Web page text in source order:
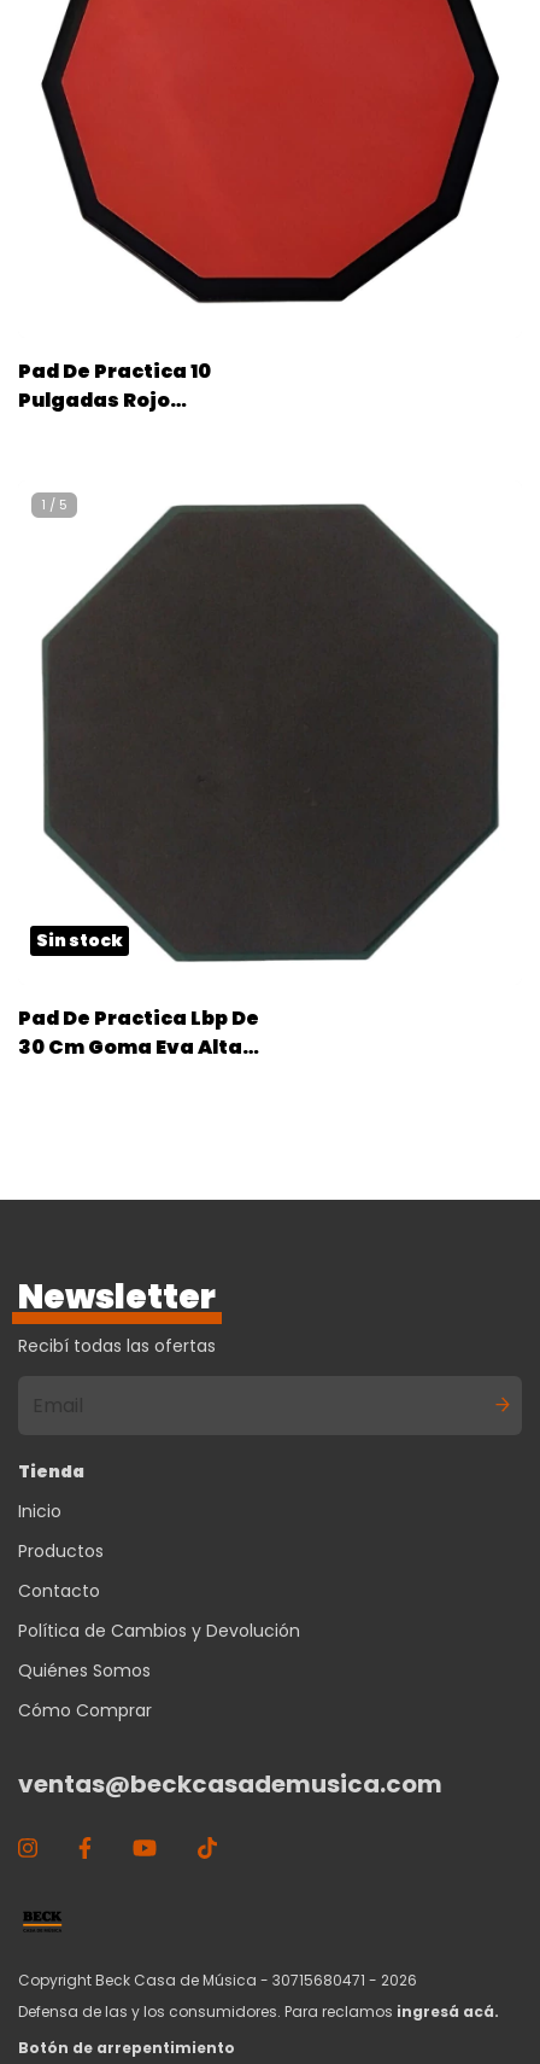
Pad De Practica 10
Pulgadas Rojo
1 / 5
Sin stock
Pad De Practica Lbp De
30 Cm Goma Eva Alta
Newsletter
Recibí todas las ofertas
Tienda
Inicio
Productos
Contacto
Política de Cambios y Devolución
Quiénes Somos
Cómo Comprar
ventas@beckcasademusica.com
Copyright Beck Casa de Música - 30715680471 - 2026
Defensa de las y los consumidores. Para reclamos ingresá acá.
Botón de arrepentimiento